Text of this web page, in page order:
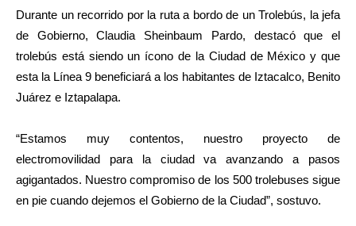
Durante un recorrido por la ruta a bordo de un Trolebús, la jefa
de Gobierno, Claudia Sheinbaum Pardo, destacó que el
trolebús está siendo un ícono de la Ciudad de México y que
esta la Línea 9 beneficiará a los habitantes de Iztacalco, Benito
Juárez e Iztapalapa.
“Estamos muy contentos, nuestro proyecto de
electromovilidad para la ciudad va avanzando a pasos
agigantados. Nuestro compromiso de los 500 trolebuses sigue
en pie cuando dejemos el Gobierno de la Ciudad”, sostuvo.